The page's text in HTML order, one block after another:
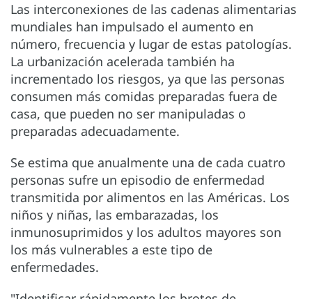
Las interconexiones de las cadenas alimentarias
mundiales han impulsado el aumento en
número, frecuencia y lugar de estas patologías.
La urbanización acelerada también ha
incrementado los riesgos, ya que las personas
consumen más comidas preparadas fuera de
casa, que pueden no ser manipuladas o
preparadas adecuadamente.
Se estima que anualmente una de cada cuatro
personas sufre un episodio de enfermedad
transmitida por alimentos en las Américas. Los
niños y niñas, las embarazadas, los
inmunosuprimidos y los adultos mayores son
los más vulnerables a este tipo de
enfermedades.